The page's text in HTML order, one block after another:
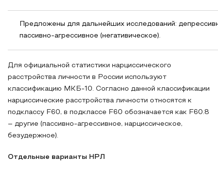
Предложены для дальнейших исследований:
пассивно-агрессивное (негативическое).
Для официальной статистики нарциссического
расстройства личности в России используют
классификацию МКБ-10. Согласно данной классификации
нарциссические расстройства личности относятся к
подклассу F60, в подклассе F60 обозначается как F60.8
– другие (пассивно-агрессивное, нарциссическое,
безудержное).
Отдельные варианты НРЛ